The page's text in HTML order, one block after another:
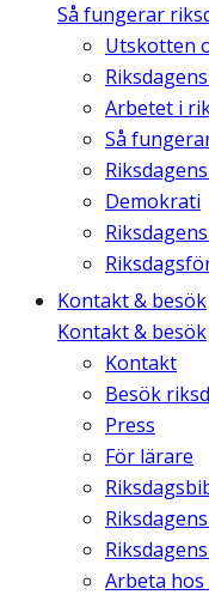
Så fungerar
Utskotten
Arbetet i
Så
Demokrati
Kontakt & besök
Kontakt & besök
Kontakt
Besök
Press
För lärare
Arbeta hos